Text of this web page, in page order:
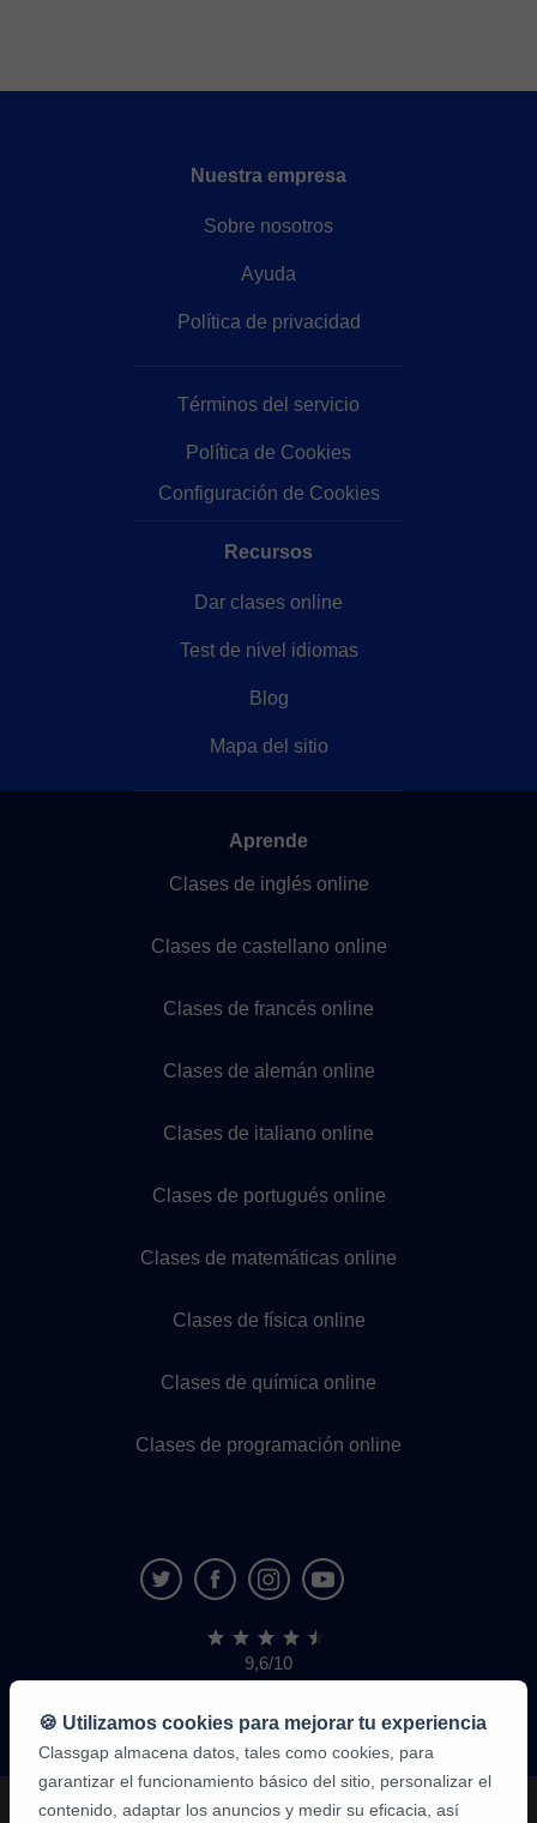
Nuestra empresa
Sobre nosotros
Ayuda
Política de privacidad
Términos del servicio
Política de Cookies
Configuración de Cookies
Recursos
Dar clases online
Test de nivel idiomas
Blog
Mapa del sitio
Aprende
Clases de inglés online
Clases de castellano online
Clases de francés online
Clases de alemán online
Clases de italiano online
Clases de portugués online
Clases de matemáticas online
Clases de física online
Clases de química online
Clases de programación online
9,6/10
1.339.284
de
alumnos
🍪 Utilizamos cookies para mejorar tu experiencia
Classgap almacena datos, tales como cookies, para
garantizar el funcionamiento básico del sitio, personalizar el
contenido, adaptar los anuncios y medir su eficacia, así